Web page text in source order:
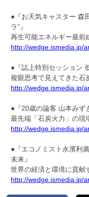
●『お天気キャスター 森
ラ”』
再生可能エネルギー最前
http://wedge.ismedia.jp/
●『誌上特別セッション
複眼思考で見えてきた石
http://wedge.ismedia.jp/
●『20歳の論客 山本みず
最先端「石炭火力」の現
http://wedge.ismedia.jp/
●『エコノミスト永濱利
未来』
世界の経済と環境に貢献
http://wedge.ismedia.jp/